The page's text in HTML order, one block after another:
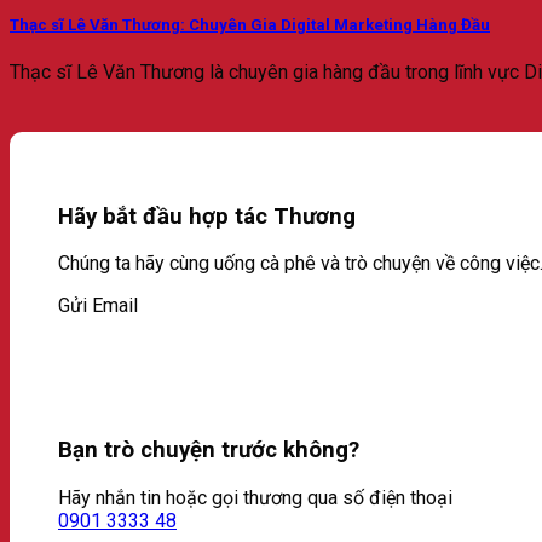
Thạc sĩ Lê Văn Thương: Chuyên Gia Digital Marketing Hàng Đầu
Thạc sĩ Lê Văn Thương là chuyên gia hàng đầu trong lĩnh vực
Hãy bắt đầu hợp tác Thương
Chúng ta hãy cùng uống cà phê và trò chuyện về công việc.
Gửi Email
Bạn trò chuyện trước không?
Hãy nhắn tin hoặc gọi thương qua số điện thoại
0901 3333 48